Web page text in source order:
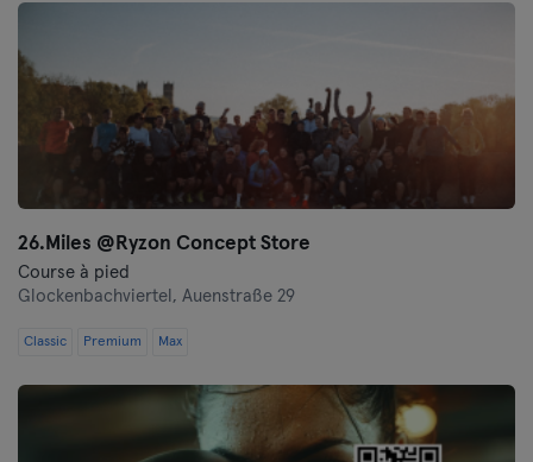
26.Miles @Ryzon Concept Store
Course à pied
Glockenbachviertel, Auenstraße 29
Classic Premium Max